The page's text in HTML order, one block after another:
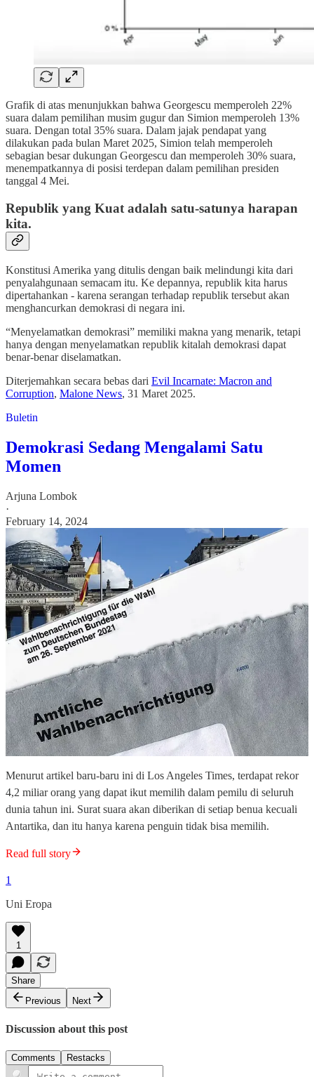
Grafik di atas menunjukkan bahwa Georgescu memperoleh 22%
suara dalam pemilihan musim gugur dan Simion memperoleh 13%
suara. Dengan total 35% suara. Dalam jajak pendapat yang
dilakukan pada bulan Maret 2025, Simion telah memperoleh
sebagian besar dukungan Georgescu dan memperoleh 30% suara,
menempatkannya di posisi terdepan dalam pemilihan presiden
tanggal 4 Mei.
Republik yang Kuat adalah satu-satunya harapan
kita.
Konstitusi Amerika yang ditulis dengan baik melindungi kita dari
penyalahgunaan semacam itu. Ke depannya, republik kita harus
dipertahankan - karena serangan terhadap republik tersebut akan
menghancurkan demokrasi di negara ini.
“Menyelamatkan demokrasi” memiliki makna yang menarik, tetapi
hanya dengan menyelamatkan republik kitalah demokrasi dapat
benar-benar diselamatkan.
Diterjemahkan secara bebas dari Evil Incarnate: Macron and
Corruption, Malone News, 31 Maret 2025.
Buletin
Demokrasi Sedang Mengalami Satu
Momen
Arjuna Lombok
·
February 14, 2024
Menurut artikel baru-baru ini di Los Angeles Times, terdapat rekor
4,2 miliar orang yang dapat ikut memilih dalam pemilu di seluruh
dunia tahun ini. Surat suara akan diberikan di setiap benua kecuali
Antartika, dan itu hanya karena penguin tidak bisa memilih.
Read full story
1
Uni Eropa
1
Share
Previous
Next
Discussion about this post
Comments Restacks